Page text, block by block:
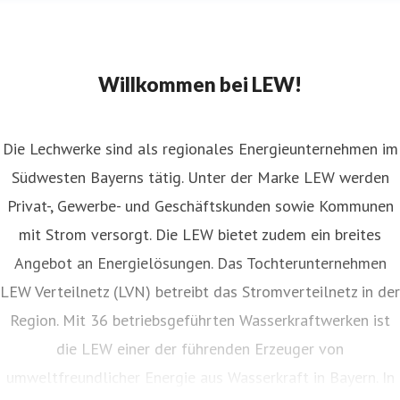
Willkommen bei LEW!
Die Lechwerke sind als regionales Energieunternehmen im
Südwesten Bayerns tätig. Unter der Marke LEW werden
Privat-, Gewerbe- und Geschäftskunden sowie Kommunen
mit Strom versorgt. Die LEW bietet zudem ein breites
Angebot an Energielösungen. Das Tochterunternehmen
LEW Verteilnetz (LVN) betreibt das Stromverteilnetz in der
Region. Mit 36 betriebsgeführten Wasserkraftwerken ist
die LEW einer der führenden Erzeuger von
umweltfreundlicher Energie aus Wasserkraft in Bayern. In